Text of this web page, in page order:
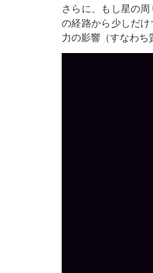
さらに、もし星の
の経路から少しだ
力の影響（すなわち